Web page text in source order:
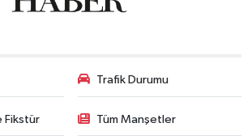
Trafik Durumu
Fikstür Tüm Manşetler